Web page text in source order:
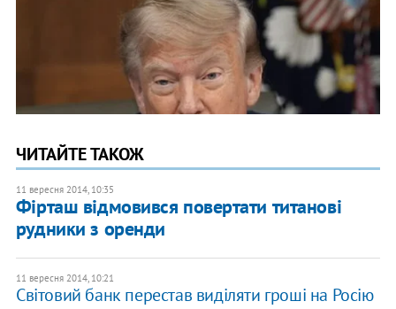
ЧИТАЙТЕ ТАКОЖ
11 вересня 2014, 10:35
Фірташ відмовився повертати титанові
рудники з оренди
11 вересня 2014, 10:21
Світовий банк перестав виділяти гроші на Росію